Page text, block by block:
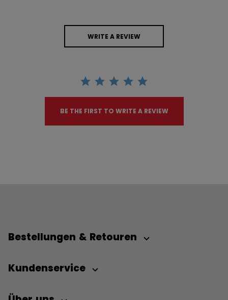
WRITE A REVIEW
BE THE FIRST TO WRITE A REVIEW
Bestellungen & Retouren
Kundenservice